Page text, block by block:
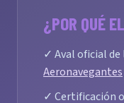
¿POR QUÉ
✓ Aval oficial de
Aeronavegantes
✓ Certificación